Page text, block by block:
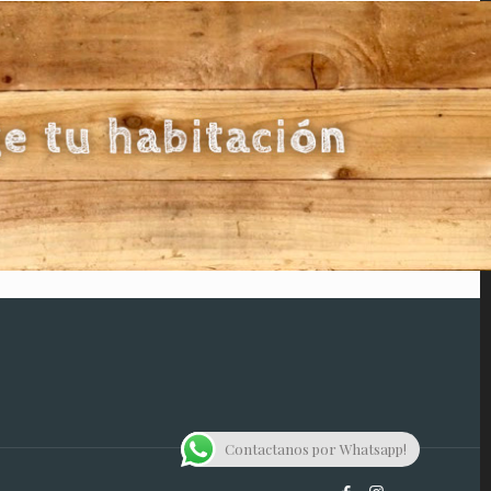
Contactanos por Whatsapp!